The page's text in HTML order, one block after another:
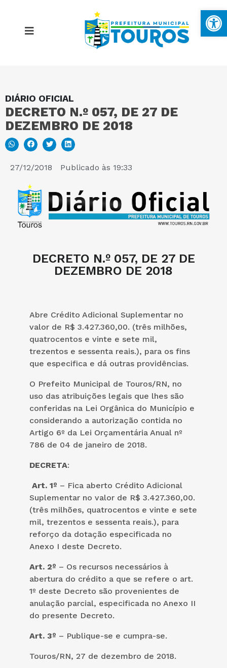
DIÁRIO OFICIAL
DECRETO N.º 057, DE 27 DE
DEZEMBRO DE 2018
27/12/2018 Publicado às 19:33
DECRETO N.º 057, DE 27 DE
DEZEMBRO DE 2018
Abre Crédito Adicional Suplementar no
valor de R$ 3.427.360,00. (três milhões,
quatrocentos e vinte e sete mil,
trezentos e sessenta reais.), para os fins
que especifica e dá outras providências.
O Prefeito Municipal de Touros/RN, no
uso das atribuições legais que lhes são
conferidas na Lei Orgânica do Município e
considerando a autorização contida no
Artigo 6º da Lei Orçamentária Anual nº
786 de 04 de janeiro de 2018.
DECRETA:
Art. 1º – Fica aberto Crédito Adicional
Suplementar no valor de R$ 3.427.360,00.
(três milhões, quatrocentos e vinte e sete
mil, trezentos e sessenta reais.), para
reforço da dotação especificada no
Anexo I deste Decreto.
Art. 2º – Os recursos necessários à
abertura do crédito a que se refere o art.
1º deste Decreto são provenientes de
anulação parcial, especificada no Anexo II
do presente Decreto.
Art. 3º – Publique-se e cumpra-se.
Touros/RN, 27 de dezembro de 2018.
MAPA DO SITE
PORTAL DA TRANSPARÊNCIA
E-SIC
PERGUNTAS FREQUENTES